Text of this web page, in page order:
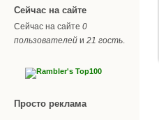
Сейчас на сайте
Сейчас на сайте 0
пользователей и 21 гость.
Просто реклама